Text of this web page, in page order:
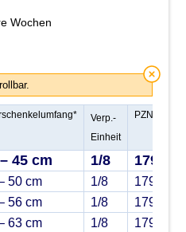
Wochen
Verp.-
Einheit
PZN
45 cm 1/8
50 cm 1/8
56 cm 1/8
63 cm 1/8